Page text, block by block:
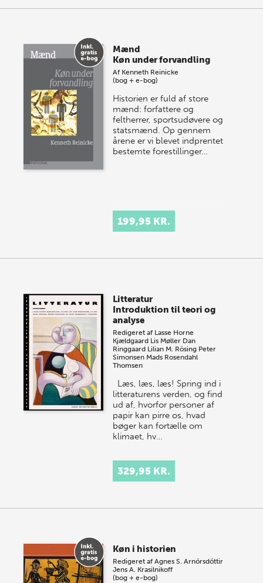
Mænd
Køn under forvandling
Af Kenneth Reinicke
(bog + e-bog)
Historien er fuld af store
mænd: forfattere og
feltherrer, sportsudøvere og
statsmænd. Op gennem
årene er vi blevet indprentet
bestemte forestillinger…
199,95 KR.
Litteratur
Introduktion til teori og
analyse
Redigeret af Lasse Horne
Kjældgaard Lis Møller Dan
Ringgaard Lilian M. Rösing Peter
Simonsen Mads Rosendahl
Thomsen
Læs, læs, læs! Spring ind i
litteraturens verden, og find
ud af, hvorfor personer af
papir kan pirre os, hvad
bøger kan fortælle om
klimaet, hv…
329,95 KR.
Køn i historien
Redigeret afAgnes S. Arnórsdóttir
Jens A. Krasilnikoff
(bog + e-bog)